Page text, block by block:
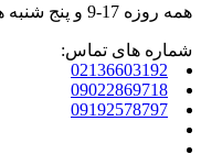
همه روزه 17-9 و پنج شنبه ها 13- 9
شماره های تماس:
02136603192
09022869718
09192578797